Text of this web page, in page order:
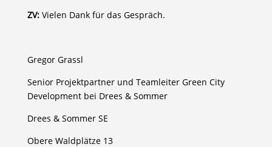
ZV:Vielen Dank für das Gespräch.
Gregor Grassl
Senior Projektpartner und Teamleiter Green City
Development bei Drees & Sommer
Drees & Sommer SE
Obere Waldplätze 13